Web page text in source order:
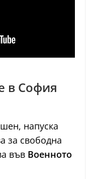
в София
напуска
за свободна
във Военното